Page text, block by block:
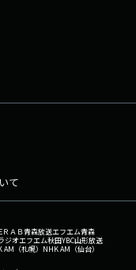
て
ＲＡＢ青森放送エフエム青森
ジオエフエム秋田YBC山形放送
AM（札幌） NHK AM（仙台）